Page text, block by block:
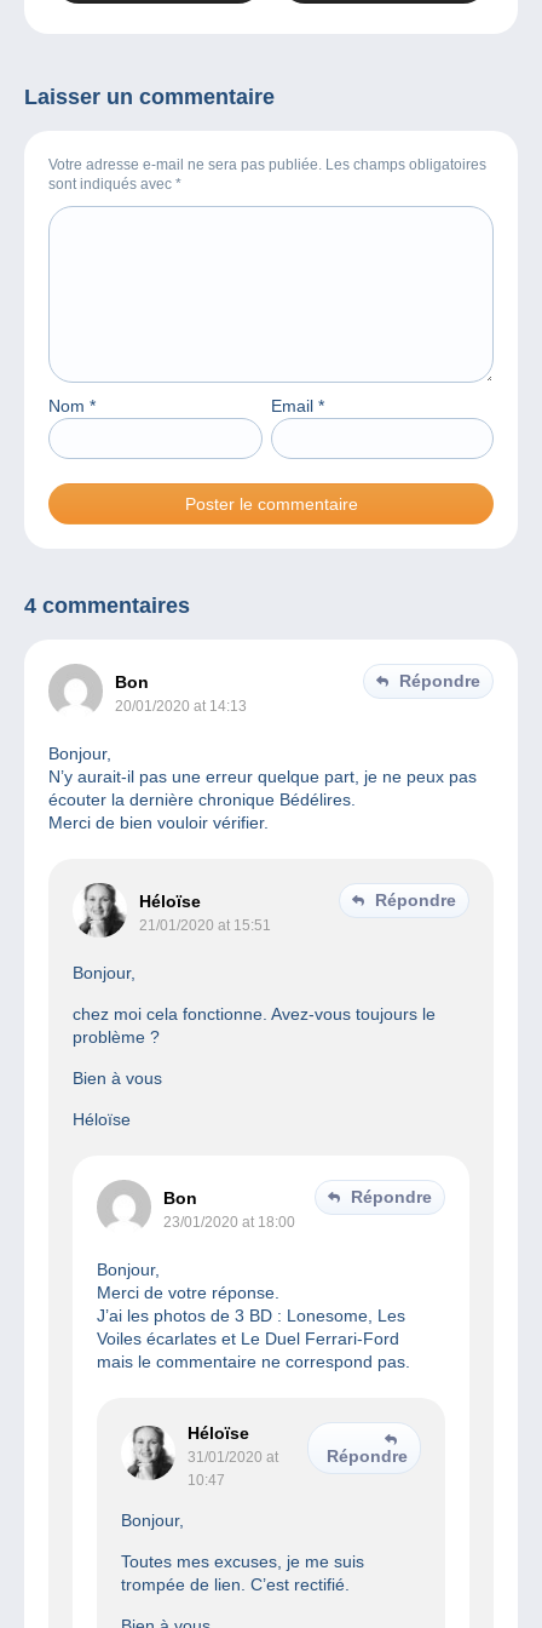
Laisser un commentaire
Votre adresse e-mail ne sera pas publiée. Les champs obligatoires
sont indiqués avec *
Nom * Email *
4 commentaires
Bon
20/01/2020 at 14:13
Répondre
Bonjour,
N’y aurait-il pas une erreur quelque part, je ne peux pas
écouter la dernière chronique Bédélires.
Merci de bien vouloir vérifier.
Héloïse
21/01/2020 at 15:51
Répondre
Bonjour,
chez moi cela fonctionne. Avez-vous toujours le
problème ?
Bien à vous
Héloïse
Bon
23/01/2020 at 18:00
Répondre
Bonjour,
Merci de votre réponse.
J’ai les photos de 3 BD : Lonesome, Les
Voiles écarlates et Le Duel Ferrari-Ford
mais le commentaire ne correspond pas.
Héloïse
31/01/2020 at
10:47
Répondre
Bonjour,
Toutes mes excuses, je me suis
trompée de lien. C’est rectifié.